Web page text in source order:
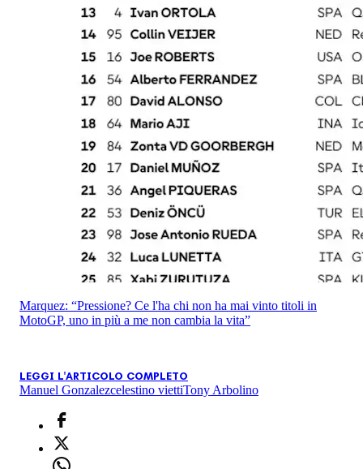
Marquez: “Pressione? Ce l'ha chi non ha mai vinto titoli in
MotoGP, uno in più a me non cambia la vita”
LEGGI L'ARTICOLO COMPLETO
Manuel Gonzalezcelestino viettiTony Arbolino